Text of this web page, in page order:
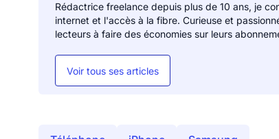
Rédactrice freelance depuis plus de 10 ans, je
internet et l'accès à la fibre. Curieuse et
lecteurs à faire des économies sur leurs
Voir tous ses articles